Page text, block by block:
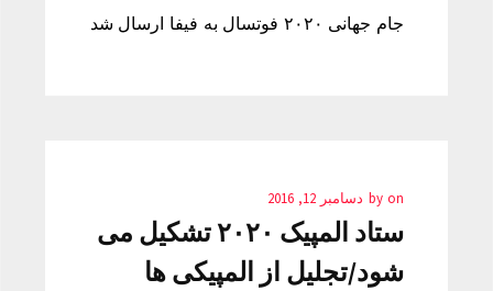
جام جهانی ۲۰۲۰ فوتسال به فیفا ارسال شد
by on دسامبر 12, 2016
ستاد المپیک ۲۰۲۰ تشکیل می
شود/تجلیل از المپیکی ها